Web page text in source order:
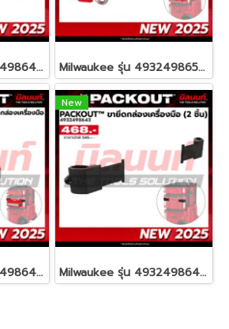
Milwaukee รุ่น 4932498647 PACKOUT™ ถาดสำหรับยึดกล่องเครื่องมือ รหัส 4932498647 Milwaukee รุ่น 4932498650 PACKOUT™ ตะขอแขวนสำหรับยึดกล่องเครื่องมือ รหัส 4932498650
Milwaukee รุ่น 4932498644 PACKOUT™ ถาดเครื่องมือช่างสำหรับยึดกล่องเครื่องมือ รหัส 4932498644
New
Milwaukee รุ่น 4932498643 PACKOUT™ ขายึดกล่องเครื่องมือ (2 ชิ้น) รหัส 4932498643